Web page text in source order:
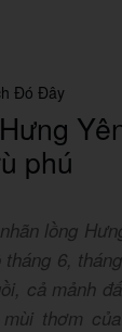
Đó Đây
phú
lồng
6,
cả mảnh
thơm